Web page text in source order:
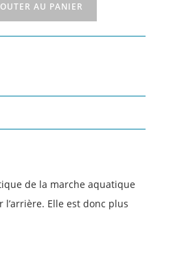
AU PANIER
de la marche aquatique
l’arrière. Elle est donc plus